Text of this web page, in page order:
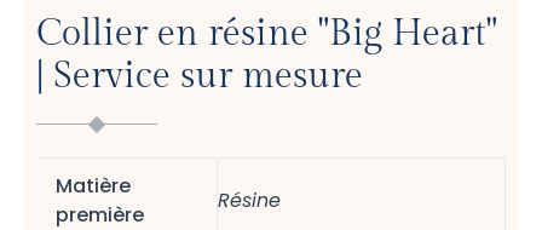
Collier en résine "Big Heart"
| Service sur mesure
Matière
première
Résine